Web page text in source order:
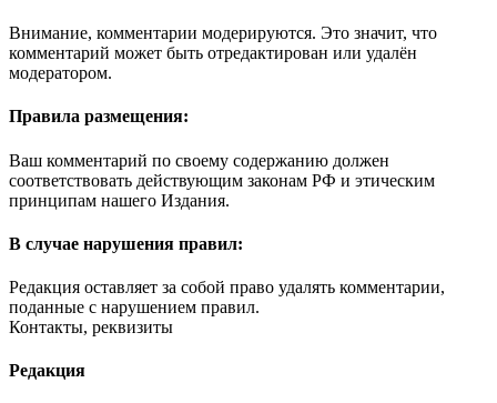
Внимание, комментарии модерируются. Это значит, что
комментарий может быть отредактирован или удалён
модератором.
Правила размещения:
Ваш комментарий по своему содержанию должен
соответствовать действующим законам РФ и этическим
принципам нашего Издания.
В случае нарушения правил:
Редакция оставляет за собой право удалять комментарии,
поданные с нарушением правил.
Контакты, реквизиты
Редакция